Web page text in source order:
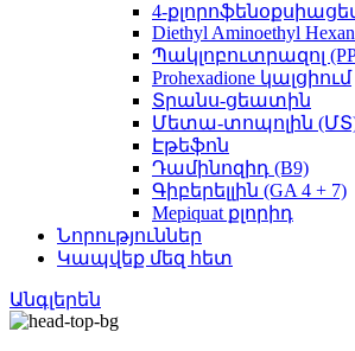
4-
Diethyl Aminoethyl
Պակլոբուտրազոլ
Prohexadione կալցիում
Տրանս-ցեատին
Մետա-տոպոլին
Էթեֆոն
Դամինոզիդ (B9)
Գիբերելլին (GA 4 + 7)
Mepiquat քլորիդ
Նորություններ
Կապվեք մեզ հետ
Անգլերեն